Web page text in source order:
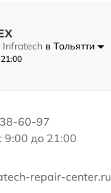
Infratech в Тольятти
60-97
9:00 до 21:00
repair-center.ru